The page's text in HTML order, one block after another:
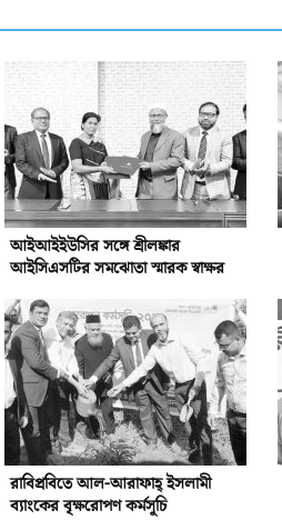
আইআইইউসির সঙ্গে শ্রীলঙ্কার
আইসিএসটির সমঝোতা স্মারক স্বাক্ষর
রাবিপ্রবিতে আল-আরাফাহ্‌ ইসলামী
ব্যাংকের বৃক্ষরোপণ কর্মসূচি